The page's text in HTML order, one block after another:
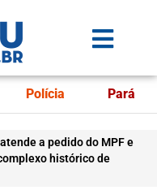
Polícia Pará
a pedido do MPF e
histórico de